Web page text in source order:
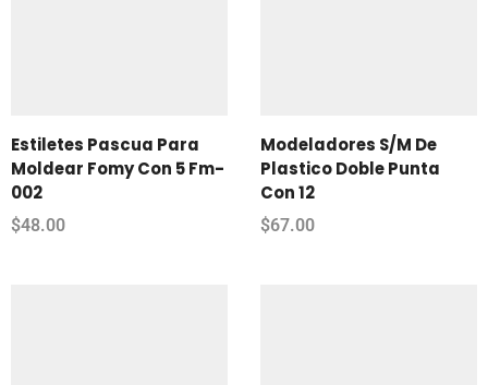
Estiletes Pascua Para
Moldear Fomy Con 5 Fm-
002
$48.00
Modeladores S/M De
Plastico Doble Punta
Con 12
$67.00